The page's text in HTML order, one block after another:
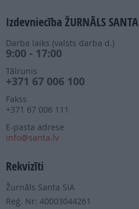
Izdevniecība ŽURNĀLS SANTA
Darba laiks (valsts darba d.)
9:00 - 17:00
Tālrunis
+371 67 006 100
Fakss
+371 67 006 111
E-pasta adrese
info@santa.lv
Rekvizīti
Žurnāls Santa SIA
Reģ. Nr: 40003044261